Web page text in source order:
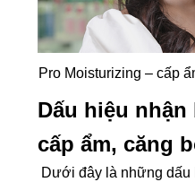
Pro Moisturizing – cấp
Dấu hiệu
cấp ẩm, căng
Dưới đây là những dấu